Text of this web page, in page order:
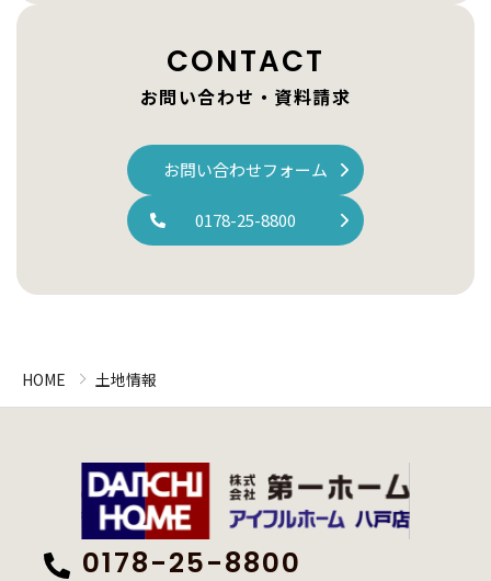
CONTACT
お問い合わせ・資料請求
お問い合わせフォーム
0178-25-8800
HOME 土地情報
0178-25-8800